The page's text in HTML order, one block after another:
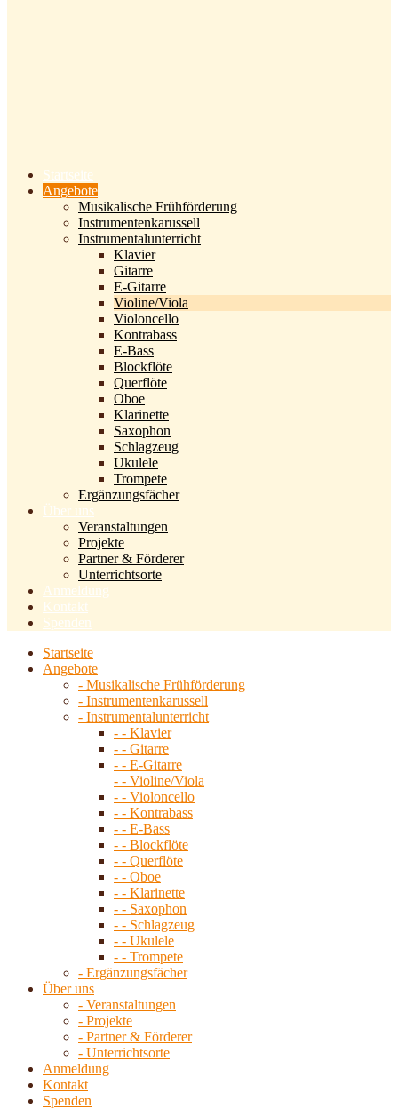
Startseite
Angebote
Musikalische Frühförderung
Instrumentenkarussell
Instrumentalunterricht
Klavier
Gitarre
E-Gitarre
Violine/Viola
Violoncello
Kontrabass
E-Bass
Blockflöte
Querflöte
Oboe
Klarinette
Saxophon
Schlagzeug
Ukulele
Trompete
Ergänzungsfächer
Über uns
Veranstaltungen
Projekte
Partner & Förderer
Unterrichtsorte
Anmeldung
Kontakt
Spenden
Startseite
Angebote
- Musikalische Frühförderung
- Instrumentenkarussell
- Instrumentalunterricht
- - Klavier
- - Gitarre
- - E-Gitarre
- - Violine/Viola
- - Violoncello
- - Kontrabass
- - E-Bass
- - Blockflöte
- - Querflöte
- - Oboe
- - Klarinette
- - Saxophon
- - Schlagzeug
- - Ukulele
- - Trompete
- Ergänzungsfächer
Über uns
- Veranstaltungen
- Projekte
- Partner & Förderer
- Unterrichtsorte
Anmeldung
Kontakt
Spenden